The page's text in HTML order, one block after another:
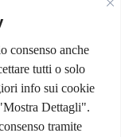
consenso anche
tutti o solo
info sui cookie
Dettagli".
tramite